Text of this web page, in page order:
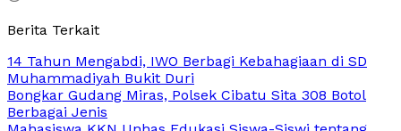
Berita Terkait
14 Tahun Mengabdi, IWO Berbagi Kebahagiaan di SD
Muhammadiyah Bukit Duri
Bongkar Gudang Miras, Polsek Cibatu Sita 308 Botol
Berbagai Jenis